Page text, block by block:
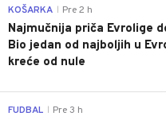
KOŠARKA Pre 2 h
Najmučnija priča Evrolige
Bio jedan od najboljih u
kreće od nule
FUDBAL Pre 3 h